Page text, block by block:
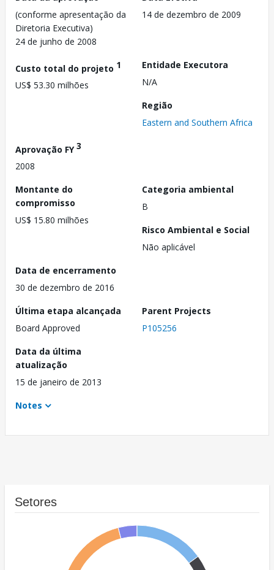
(conforme apresentação da
Diretoria Executiva)
24 de junho de 2008
14 de dezembro de 2009
Custo total do projeto 1
US$ 53.30 milhões
Entidade Executora
N/A
Região
Eastern and Southern Africa
Aprovação FY3
2008
Montante do
compromisso
US$ 15.80 milhões
Categoria ambiental
B
Risco Ambiental e Social
Não aplicável
Data de encerramento
30 de dezembro de 2016
Última etapa alcançada
Board Approved
Parent Projects
P105256
Data da última
atualização
15 de janeiro de 2013
Notes
Setores